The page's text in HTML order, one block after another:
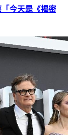
今天是《揭密